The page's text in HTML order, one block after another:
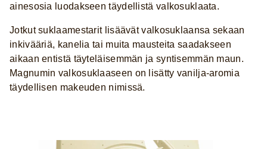
ainesosia luodakseen täydellistä valkosuklaata.
Jotkut suklaamestarit lisäävät valkosuklaansa sekaan
inkivääriä, kanelia tai muita mausteita saadakseen
aikaan entistä täyteläisemmän ja syntisemmän maun.
Magnumin valkosuklaaseen on lisätty vanilja-aromia
täydellisen makeuden nimissä.